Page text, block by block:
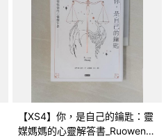
【XS4】你，是自己的鑰匙：靈
媒媽媽的心靈解答書_Ruowen